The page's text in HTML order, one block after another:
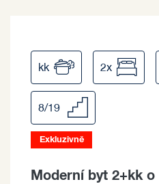
kk 2x
8/19
Exkluzivně
Moderní byt 2+kk o